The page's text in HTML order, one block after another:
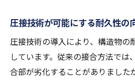
圧接技術が可能にする耐久性の
圧接技術の導入により、構造物の
しています。従来の接合方法では
合部が劣化することがありました